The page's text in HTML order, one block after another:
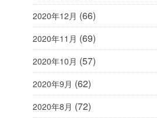
2020年12月 (66)
2020年11月 (69)
2020年10月 (57)
2020年9月 (62)
2020年8月 (72)